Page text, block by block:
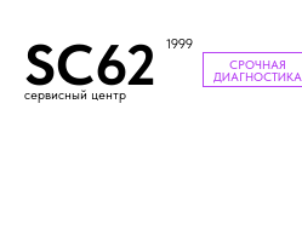
SC62 1999
сервисный центр
СРОЧНАЯ
ДИАГНОСТИКА